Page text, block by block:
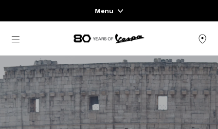
Menu
Home
GAMME DE VÉHICULES
PRÊT-À-PORTER ET LIFESTYLE
EXPÉRIENCES
Aller au contenu principal